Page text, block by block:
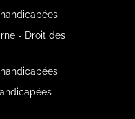
- Droit des